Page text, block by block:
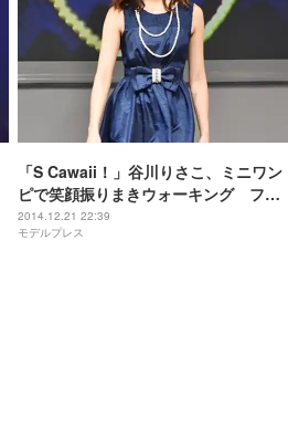
「S Cawaii！」谷川りさこ、ミニワン
ピで笑顔振りまきウォーキング ファ
ンの歓声に応える
2014.12.21 22:39
モデルプレス